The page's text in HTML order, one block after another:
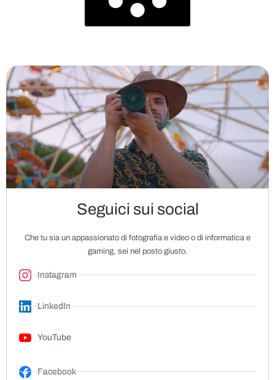
Seguici sui social
Che tu sia un appassionato di fotografia e video o di informatica e
gaming, sei nel posto giusto.
Instagram
LinkedIn
YouTube
Facebook